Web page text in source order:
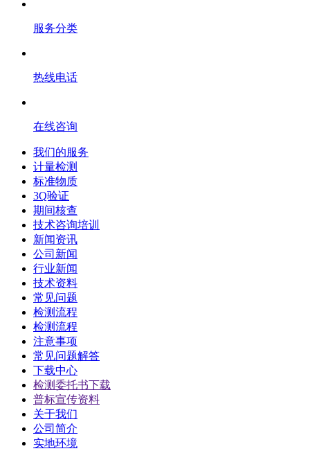
服务分类
热线电话
在线咨询
我们的服务
计量检测
标准物质
3Q验证
期间核查
技术咨询培训
新闻资讯
公司新闻
行业新闻
技术资料
常见问题
检测流程
检测流程
注意事项
常见问题解答
下载中心
检测委托书下载
普标宣传资料
关于我们
公司简介
实地环境